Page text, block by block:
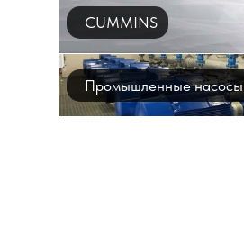
CUMMINS
Промышленные насосы